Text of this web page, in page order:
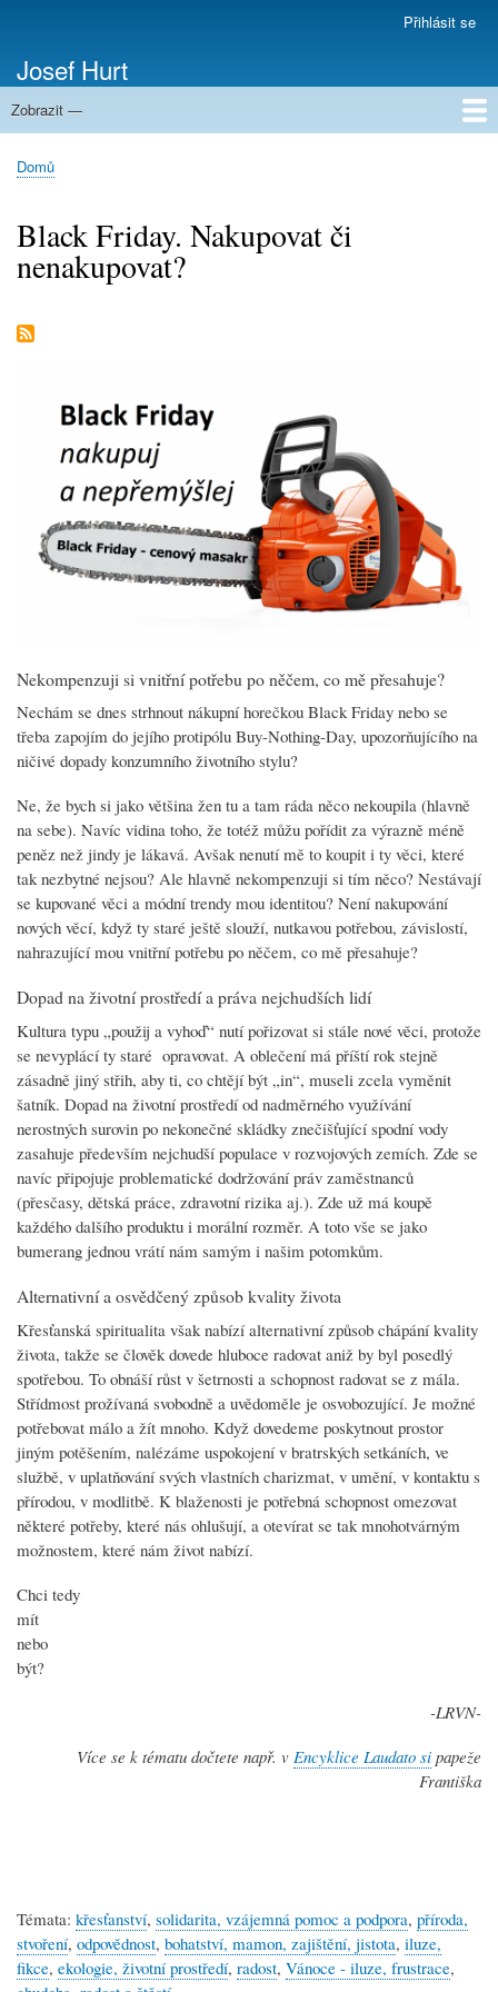
obsahu
uživatelského
účtu
Přihlásit se
Josef Hurt
Zobrazit —
Domů
Drobečková
Domů
Black Friday. Nakupovat či
nenakupovat?
Nekompenzuji si vnitřní potřebu po něčem, co mě přesahuje?
Nechám se dnes strhnout nákupní horečkou Black Friday nebo se
třeba zapojím do jejího protipólu Buy-Nothing-Day, upozorňujícího na
ničivé dopady konzumního životního stylu?
Ne, že bych si jako většina žen tu a tam ráda něco nekoupila (hlavně
na sebe). Navíc vidina toho, že totéž můžu pořídit za výrazně méně
peněz než jindy je lákavá. Avšak nenutí mě to koupit i ty věci, které
tak nezbytné nejsou? Ale hlavně nekompenzuji si tím něco? Nestávají
se kupované věci a módní trendy mou identitou? Není nakupování
nových věcí, když ty staré ještě slouží, nutkavou potřebou, závislostí,
nahrazující mou vnitřní potřebu po něčem, co mě přesahuje?
Dopad na životní prostředí a práva nejchudších lidí
Kultura typu „použij a vyhoď“ nutí pořizovat si stále nové věci, protože
se nevyplácí ty staré opravovat. A oblečení má příští rok stejně
zásadně jiný střih, aby ti, co chtějí být „in“, museli zcela vyměnit
šatník. Dopad na životní prostředí od nadměrného využívání
nerostných surovin po nekonečné skládky znečišťující spodní vody
zasahuje především nejchudší populace v rozvojových zemích. Zde se
navíc připojuje problematické dodržování práv zaměstnanců
(přesčasy, dětská práce, zdravotní rizika aj.). Zde už má koupě
každého dalšího produktu i morální rozměr. A toto vše se jako
bumerang jednou vrátí nám samým i našim potomkům.
Alternativní a osvědčený způsob kvality života
Křesťanská spiritualita však nabízí alternativní způsob chápání kvality
života, takže se člověk dovede hluboce radovat aniž by byl posedlý
spotřebou. To obnáší růst v šetrnosti a schopnost radovat se z mála.
Střídmost prožívaná svobodně a uvědoměle je osvobozující. Je možné
potřebovat málo a žít mnoho. Když dovedeme poskytnout prostor
jiným potěšením, nalézáme uspokojení v bratrských setkáních, ve
službě, v uplatňování svých vlastních charizmat, v umění, v kontaktu s
přírodou, v modlitbě. K blaženosti je potřebná schopnost omezovat
některé potřeby, které nás ohlušují, a otevírat se tak mnohotvárným
možnostem, které nám život nabízí.
Chci tedy
mít
nebo
být?
-LRVN-
Více se k tématu dočtete např. v Encyklice Laudato si papeže
Františka
Témata: křesťanství, solidarita, vzájemná pomoc a podpora, příroda,
stvoření, odpovědnost, bohatství, mamon, zajištění, jistota, iluze,
fikce, ekologie, životní prostředí, radost, Vánoce - iluze, frustrace,